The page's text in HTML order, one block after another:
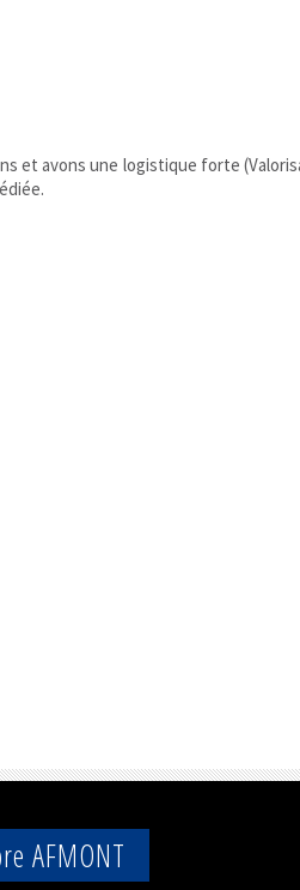
et avons une logistique forte
AFMONT